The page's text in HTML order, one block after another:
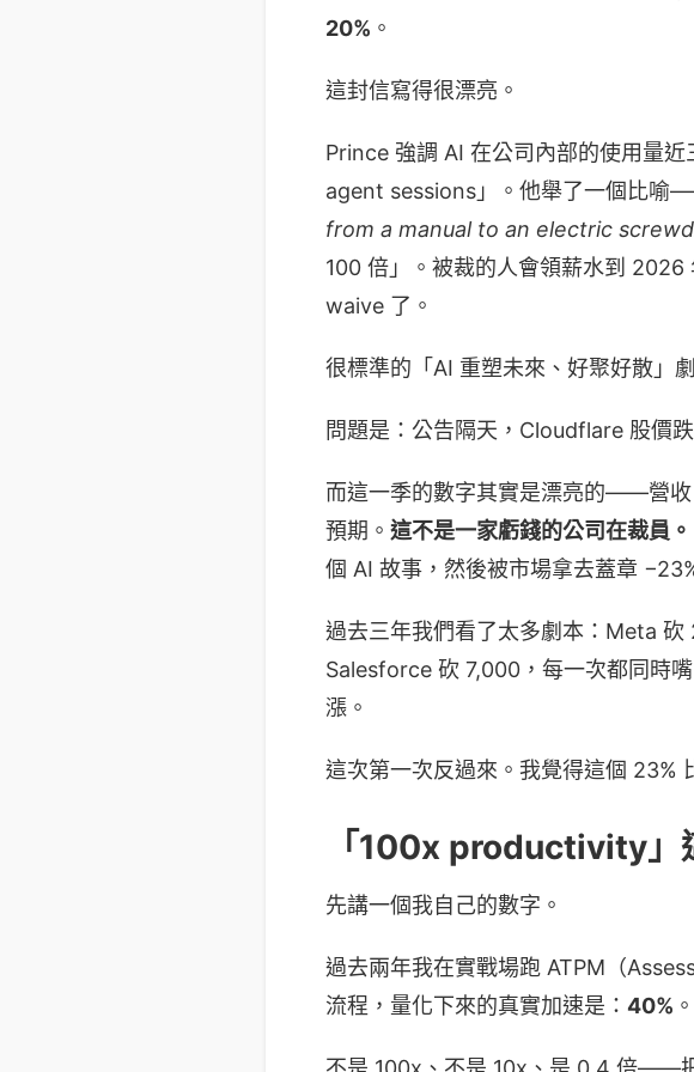
20% 。
這封信寫得很漂亮。
Prince 強調 AI 在公司內部的使用量近
agent sessions」。他舉了一個比喻
from a manual to an electric
100 倍」。被裁的人會領薪水到
waive 了。
很標準的「AI 重塑未來、好聚好散」
問題是：公告隔天，Cloudflare 股價
而這一季的數字其實是漂亮的——營
預期。 這不是一家虧錢的公司在裁員。
個 AI 故事，然後被市場拿去蓋章
過去三年我們看了太多劇本：Meta
Salesforce 砍 7,000，每一次都同時
漲。
這次第一次反過來。我覺得這個 23%
「100x productivity」
先講一個我自己的數字。
過去兩年我在實戰場跑 ATPM（
流程，量化下來的真實加速是： 40% 。